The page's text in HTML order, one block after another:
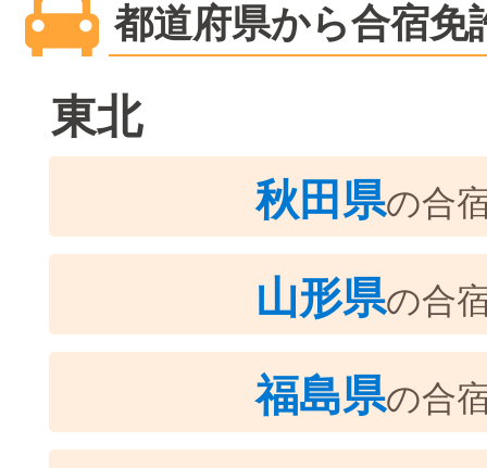
都道府県から合宿免
東北
秋田県の合
山形県の合
福島県の合